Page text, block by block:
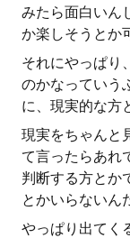
みたら面白いん
か楽しそうとか
それにやっぱり
のかなっていう
に、現実的な方
現実をちゃんと
て言ったらあれ
判断する方とか
とかいらないん
やっぱり出てく